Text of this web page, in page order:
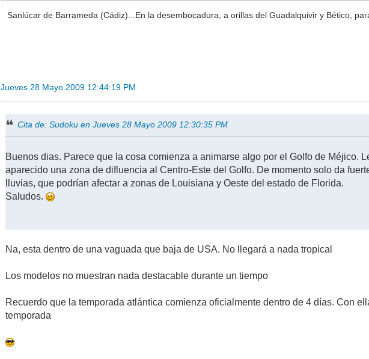
Sanlúcar de Barrameda (Cádiz)...En la desembocadura, a orillas del Guadalquivir y Bético,
Jueves 28 Mayo 2009 12:44:19 PM
Cita de: Sudoku en Jueves 28 Mayo 2009 12:30:35 PM
Buenos dias. Parece que la cosa comienza a animarse algo por el Golfo de Méjico.
aparecido una zona de difluencia al Centro-Este del Golfo. De momento solo da
lluvias, que podrían afectar a zonas de Louisiana y Oeste del estado de Florida.
Saludos.
Na, esta dentro de una vaguada que baja de USA. No llegará a nada tropical
Los modelos no muestran nada destacable durante un tiempo
Recuerdo que la temporada atlántica comienza oficialmente dentro de 4 días. Con
temporada